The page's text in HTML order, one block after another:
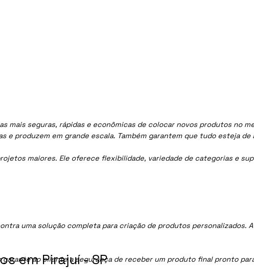
mais seguras, rápidas e econômicas de colocar novos produtos no
e produzem em grande escala. Também garantem que tudo esteja de
maiores. Ele oferece flexibilidade, variedade de categorias e
uma solução completa para criação de produtos personalizados.
ao cliente a segurança de receber um produto final pronto
em Pirajuí - SP